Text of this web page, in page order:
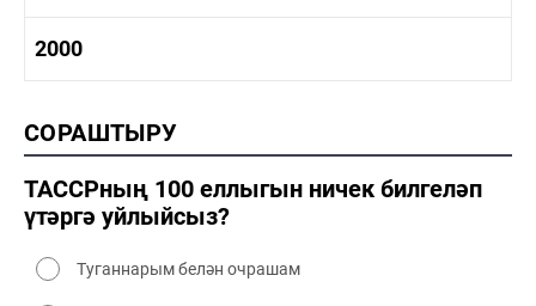
2000
2000 сәнәгать
2000 мәдәният
СОРАШТЫРУ
ТАССРның 100 еллыгын ничек билгеләп
үтәргә уйлыйсыз?
Туганнарым белән очрашам